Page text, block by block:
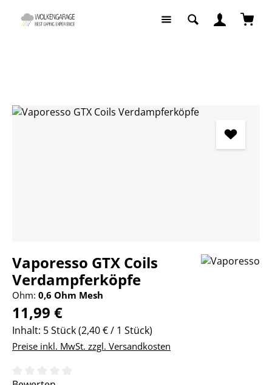
Zum Hauptinhalt springen
Bildergalerie überspringen
Vaporesso GTX Coils
Verdampferköpfe
Ohm: 0,6 Ohm Mesh
Regulärer Preis:
11,99 €
Inhalt: 5 Stück(2,40 € / 1 Stück)
Preise inkl. MwSt. zzgl. Versandkosten